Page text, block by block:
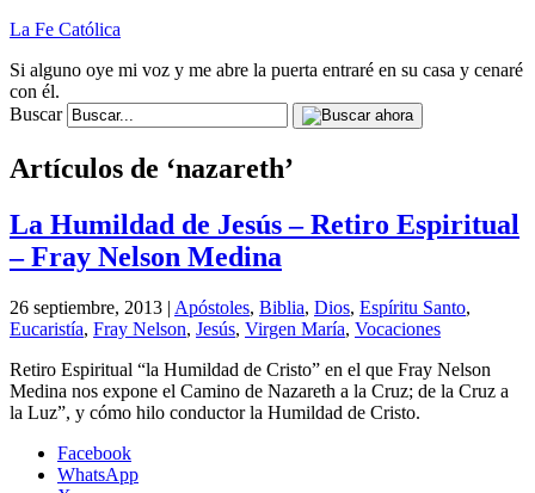
La Fe Católica
Si alguno oye mi voz y me abre la puerta entraré en su casa y cenaré
con él.
Buscar
Artículos de ‘nazareth’
La Humildad de Jesús – Retiro Espiritual
– Fray Nelson Medina
26 septiembre, 2013 | Apóstoles, Biblia, Dios, Espíritu Santo,
Eucaristía, Fray Nelson, Jesús, Virgen María, Vocaciones
Retiro Espiritual “la Humildad de Cristo” en el que Fray Nelson
Medina nos expone el Camino de Nazareth a la Cruz; de la Cruz a
la Luz”, y cómo hilo conductor la Humildad de Cristo.
Facebook
WhatsApp